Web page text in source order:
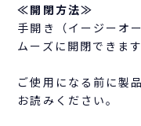
≪開閉方法≫
手開き（イージーオ
ムーズに開閉できます
ご使用になる前に製
お読みください。